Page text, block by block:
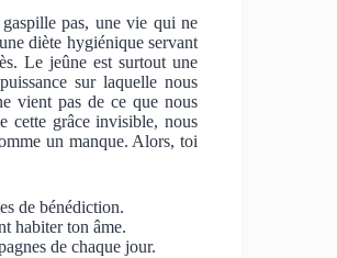
pas, une vie qui ne
diète hygiénique servant
Le jeûne est surtout une
sur laquelle nous
vient pas de ce que nous
cette grâce invisible, nous
un manque. Alors, toi
de bénédiction.
habiter ton âme.
de chaque jour.